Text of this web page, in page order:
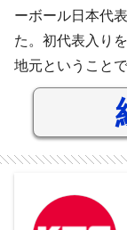
ーボール日本代
た。初代表入り
地元ということ